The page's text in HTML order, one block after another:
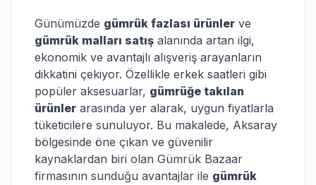
Günümüzde gümrük fazlası ürünler ve
gümrük malları satış alanında artan ilgi,
ekonomik ve avantajlı alışveriş arayanların
dikkatini çekiyor. Özellikle erkek saatleri gibi
popüler aksesuarlar, gümrüğe takılan
ürünler arasında yer alarak, uygun fiyatlarla
tüketicilere sunuluyor. Bu makalede, Aksaray
bölgesinde öne çıkan ve güvenilir
kaynaklardan biri olan Gümrük Bazaar
firmasının sunduğu avantajlar ile gümrük